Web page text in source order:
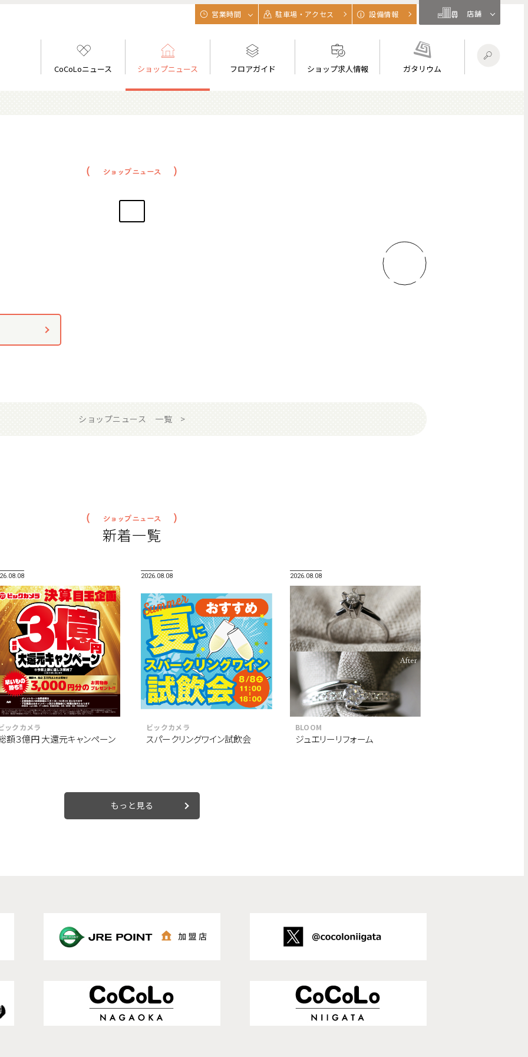
CoCoLoニュース ショップニュース フロアガイド ショップ求人情報 ガタリウム
営業時間 駐車場・アクセス 設備情報 店舗
ショップニュース 一覧
新着一覧
ックカメラ
額３億円 大還元キャンペーン
2026.08.08
ビックカメラ
スパークリングワイン試飲会
2026.08.08
BLOOM
ジュエリーリフォーム
もっと見る